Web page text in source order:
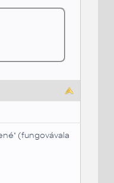
(fungovávala